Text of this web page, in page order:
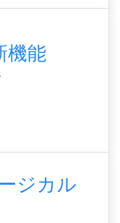
機能
ジカル